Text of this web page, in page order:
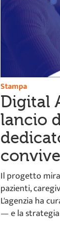
Stampa
Digital
lancio
Il progetto
pazienti,
L'agenzia ha
— e la